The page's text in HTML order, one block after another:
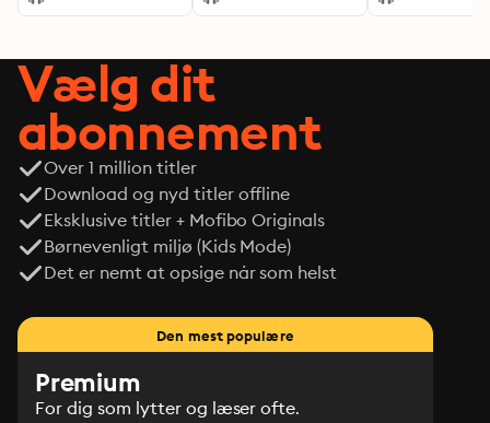
Vælg dit
abonnement
Over 1 million titler
Download og nyd titler offline
Eksklusive titler + Mofibo Originals
Børnevenligt miljø (Kids Mode)
Det er nemt at opsige når som helst
Den mest populære
Premium
For dig som lytter og læser ofte.